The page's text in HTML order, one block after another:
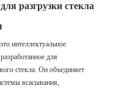
разгрузки стекла
интеллектуальное
для
стекла. Он объединяет
всасывания,